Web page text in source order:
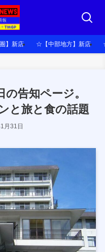
】新店 ☆【中部地方】新店
告知ページ。
と旅と食の話題
月31日